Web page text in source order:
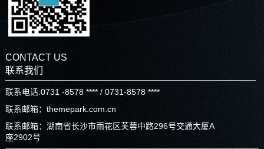
CONTACT US
联系我们
联系电话:0731 -8578 **** / 0731-8578 ****
联系邮箱：themepark.com.cn
联系邮箱：湖南省长沙市雨花区芙蓉中路296号交通大厦A
座2902号